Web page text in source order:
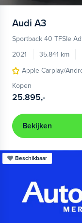
Audi A3
Sportback 40 TFSIe
2021
35.841 km
Apple Carplay/
Kopen
25.895,-
Bekijken
Beschikbaar